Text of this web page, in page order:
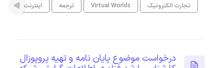
تجارت الکترونیک
Virtual Worlds ترجمه اینترنت اشیاء
درخواست موضوع پايان نامه و تهيه پروپوزال